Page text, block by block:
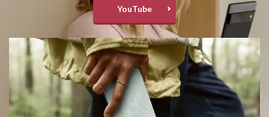
YouTube